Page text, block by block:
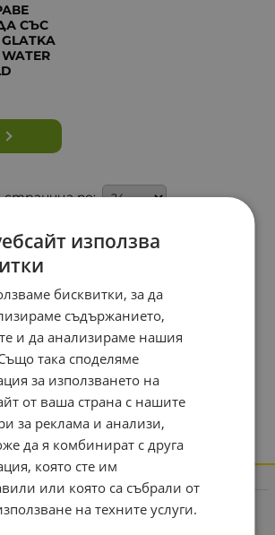
СЪС
страница по:
Информация
в drugstore.bg
използва
бисквитки, за да
съдържанието,
и да анализираме нашия
така споделяме
за използването на
от ваша страна с нашите
за реклама и анализи,
да я комбинират с друга
която сте им
или която са събрали от
на техните услуги.